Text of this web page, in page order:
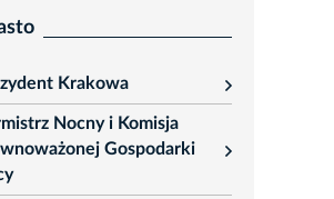
Krakowa
Nocny i Komisja
Gospodarki